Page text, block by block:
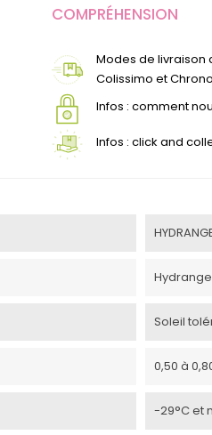
COMPRÉHENSION
Modes de livraison
Colissimo et
Infos : comment
Infos : click and
Soleil
0,50 à
-29°C et